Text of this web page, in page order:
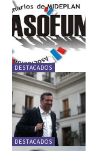
DESTACADOS
DESTACADOS